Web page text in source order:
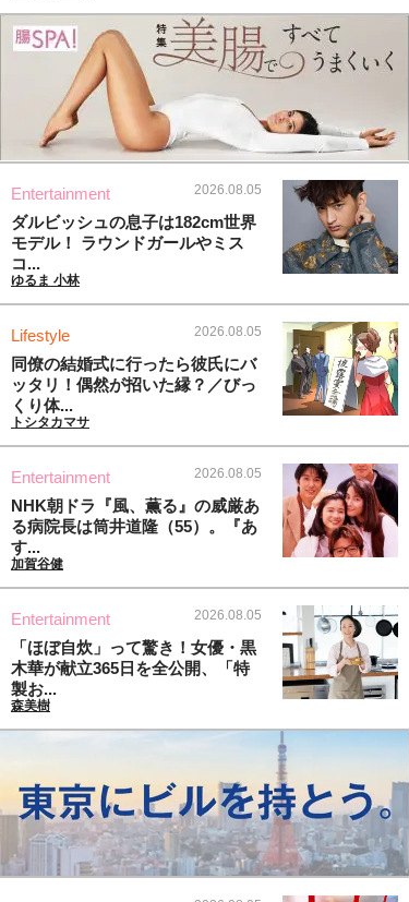
Entertainment 2026.08.05
ダルビッシュの息子は182cm世界
モデル！ ラウンドガールやミス
コ...
ゆるま 小林
Lifestyle 2026.08.05
同僚の結婚式に行ったら彼氏にバ
ッタリ！偶然が招いた縁？／びっ
くり体...
トシタカマサ
Entertainment 2026.08.05
NHK朝ドラ『風、薫る』の威厳あ
る病院長は筒井道隆（55）。『あ
す...
加賀谷健
Entertainment 2026.08.05
「ほぼ自炊」って驚き！女優・黒
木華が献立365日を全公開、「特
製お...
森美樹